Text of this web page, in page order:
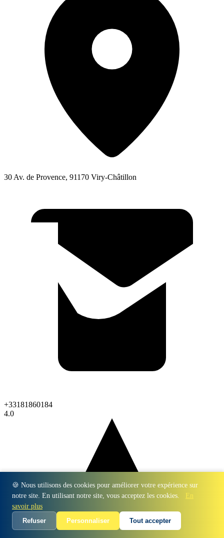
🍪 Nous utilisons des cookies pour améliorer votre expérience sur
notre site. En utilisant notre site, vous acceptez les cookies.
En
savoir plus
Refuser
Personnaliser Tout accepter
30 Av. de Provence, 91170 Viry-Châtillon
+33181860184
4.0